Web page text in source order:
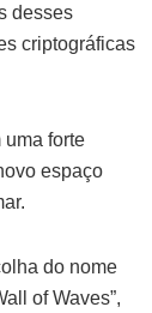
desses
criptográficas
forte
espaço
do nome
of Waves”,